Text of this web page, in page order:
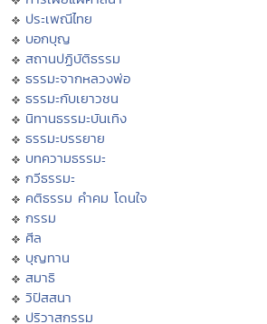
ประเพณีไทย
บอกบุญ
สถานปฏิบัติธรรม
ธรรมะจากหลวงพ่อ
ธรรมะกับเยาวชน
นิทานธรรมะบันเทิง
ธรรมะบรรยาย
บทความธรรมะ
กวีธรรมะ
คติธรรม คำคม โดนใจ
กรรม
ศีล
บุญทาน
สมาธิ
วิปัสสนา
ปริวาสกรรม